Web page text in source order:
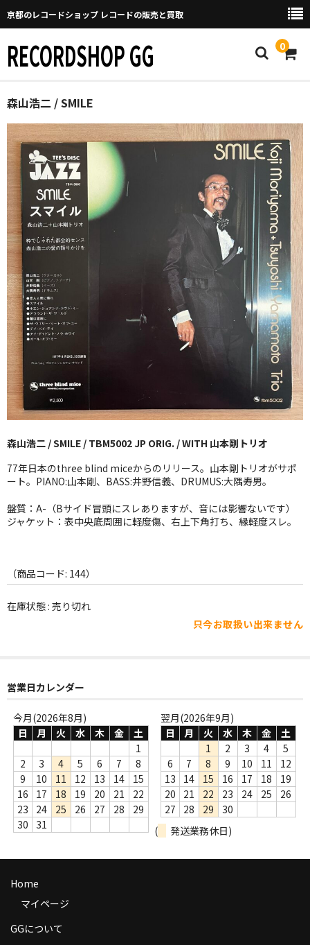
京都のレコードショップ レコードの販売と買取
RECORDSHOP GG 0
Home
マイページ
GGについて
買取について
取り置きなどについて
Categories
New Arrivals
新譜
GG RECORD （当店のレーベル）
全商品
JAZZ-US
BLUE NOTE
JAZZ-EU
JAZZ-JP
JAZZ-VOCAL
7INC
レア盤（1万円以上）
Webのみ no.1
Webのみ no.2
Webのみ no.3
Webのみ no.4
売り切れ
Help
森山浩二 / SMILE
森山浩二 / SMILE / TBM5002 JP ORIG. / WITH 山本剛トリオ
77年日本のthree blind miceからのリリース。山本剛トリオがサポ
ート。PIANO:山本剛、BASS:井野信義、DRUMUS:大隅寿男。
盤質：A-（Bサイド冒頭にスレありますが、音には影響ないです）
ジャケット：表中央底周囲に軽度傷、右上下角打ち、縁軽度スレ。
（商品コード: 144）
在庫状態 : 売り切れ
只今お取扱い出来ません
営業日カレンダー
今月(2026年8月)
日
月 火 水 木 金
土
1
2
3 4 5 6 7
8
9
10 11 12 13 14
15
16
17 18 19 20 21
22
23
24 25 26 27 28
29
30
31
翌月(2026年9月)
日
月 火 水 木 金
土
1
2 3 4
5
6
7 8 9 10 11
12
13
14 15 16 17 18
19
20
21 22 23 24 25
26
27
28 29
30
(
発送業務休日)
Home
マイページ
GGについて